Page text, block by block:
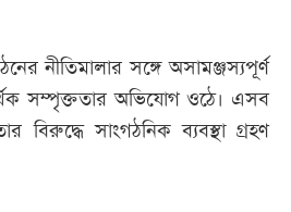
নীতিমালার সঙ্গে অসামঞ্জস্যপূর্ণ
সম্পৃক্ততার অভিযোগ ওঠে। এসব
বিরুদ্ধে সাংগঠনিক ব্যবস্থা গ্রহণ